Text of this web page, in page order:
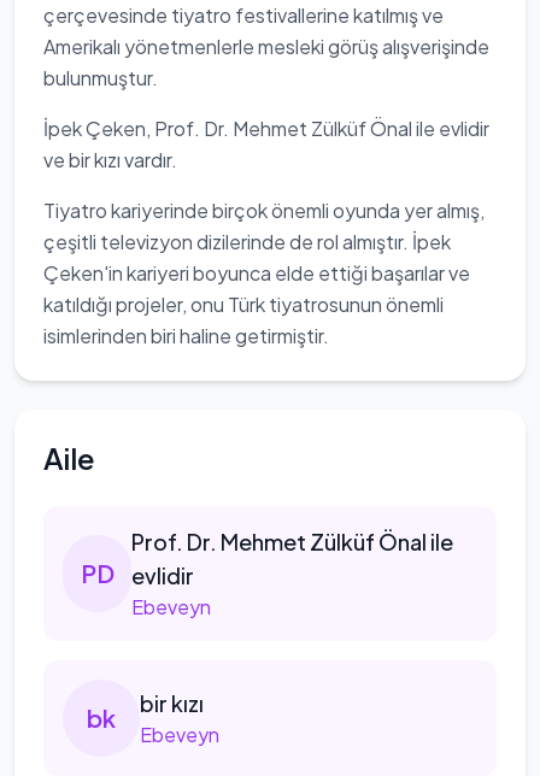
çerçevesinde tiyatro festivallerine katılmış ve
Amerikalı yönetmenlerle mesleki görüş alışverişinde
bulunmuştur.
İpek Çeken, Prof. Dr. Mehmet Zülküf Önal ile evlidir
ve bir kızı vardır.
Tiyatro kariyerinde birçok önemli oyunda yer almış,
çeşitli televizyon dizilerinde de rol almıştır. İpek
Çeken'in kariyeri boyunca elde ettiği başarılar ve
katıldığı projeler, onu Türk tiyatrosunun önemli
isimlerinden biri haline getirmiştir.
Aile
PD
Prof. Dr. Mehmet Zülküf Önal ile
evlidir
Ebeveyn
bk bir kızı
Ebeveyn